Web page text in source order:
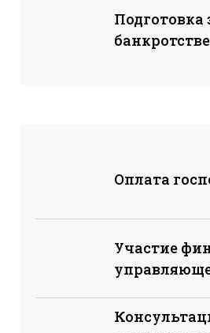
Подготовка
банкротстве
Оплата
Участие